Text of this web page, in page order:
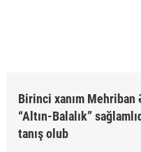
Birinci xanım
“Altın-Balalık”
tanış olub